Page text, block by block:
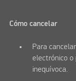
Cómo cancelar
Para
electrónico o
inequívoca.